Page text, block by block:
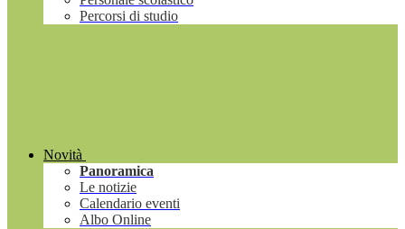
Percorsi di studio
Novità
Panoramica
Le notizie
Calendario eventi
Albo Online